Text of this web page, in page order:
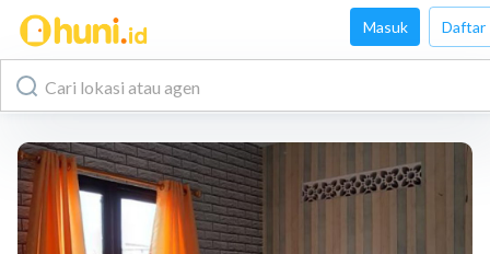
Masuk Daftar